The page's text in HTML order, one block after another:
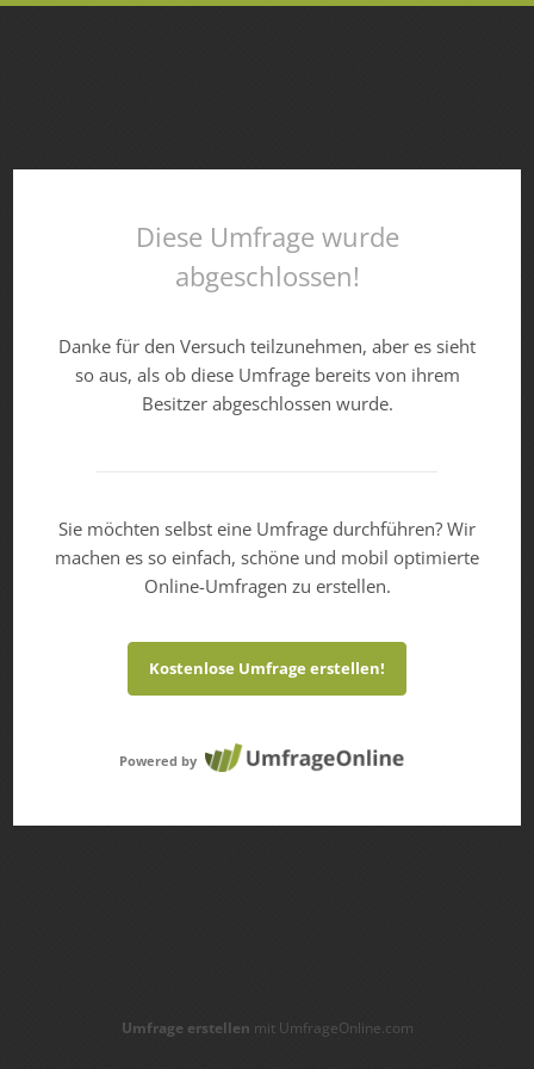
Diese Umfrage wurde
abgeschlossen!
Danke für den Versuch teilzunehmen, aber es sieht
so aus, als ob diese Umfrage bereits von ihrem
Besitzer abgeschlossen wurde.
Sie möchten selbst eine Umfrage durchführen? Wir
machen es so einfach, schöne und mobil optimierte
Online-Umfragen zu erstellen.
Kostenlose Umfrage erstellen!
Powered by
Umfrage erstellen mit UmfrageOnline.com